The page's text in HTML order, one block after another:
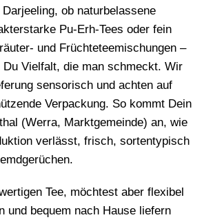
ob naturbelassene
Pu-Erh-Tees oder fein
und Früchteteemischungen –
Du Vielfalt, die man schmeckt. Wir
sensorisch und achten auf
Verpackung. So kommt Dein
(Werra, Marktgemeinde) an, wie
verlässt, frisch, sortentypisch
Tee, möchtest aber flexibel
und bequem nach Hause liefern